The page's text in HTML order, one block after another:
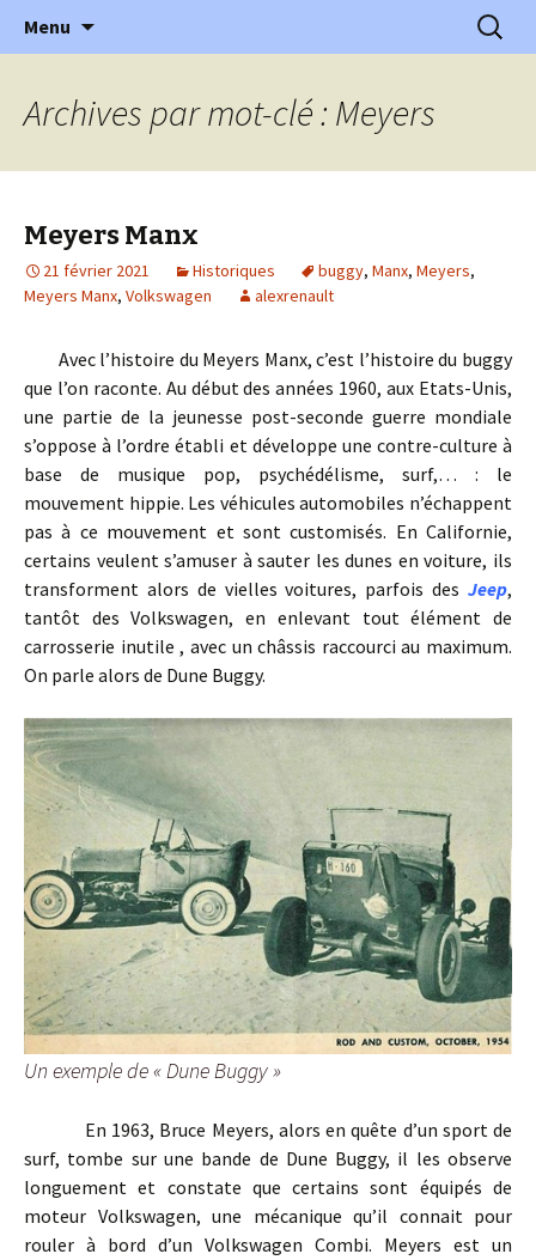
l'Automobile Ancienne
l'automobile ancienne : articles, historiques
…
Menu
Archives par mot-clé : Meyers
Meyers Manx
21 février 2021 Historiques buggy, Manx, Meyers,
Meyers Manx, Volkswagen alexrenault
Avec l’histoire du Meyers Manx, c’est l’histoire du buggy
que l’on raconte. Au début des années 1960, aux Etats-Unis,
une partie de la jeunesse post-seconde guerre mondiale
s’oppose à l’ordre établi et développe une contre-culture à
base de musique pop, psychédélisme, surf,… : le
mouvement hippie. Les véhicules automobiles n’échappent
pas à ce mouvement et sont customisés. En Californie,
certains veulent s’amuser à sauter les dunes en voiture, ils
transforment alors de vielles voitures, parfois des Jeep,
tantôt des Volkswagen, en enlevant tout élément de
carrosserie inutile , avec un châssis raccourci au maximum.
On parle alors de Dune Buggy.
Un exemple de « Dune Buggy »
En 1963, Bruce Meyers, alors en quête d’un sport de
surf, tombe sur une bande de Dune Buggy, il les observe
longuement et constate que certains sont équipés de
moteur Volkswagen, une mécanique qu’il connait pour
rouler à bord d’un Volkswagen Combi. Meyers est un